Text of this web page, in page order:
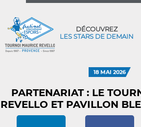
DÉCOUVREZ
LES STARS DE DEMAIN
18 MAI 2026
PARTENARIAT : LE
REVELLO ET PAVILLON